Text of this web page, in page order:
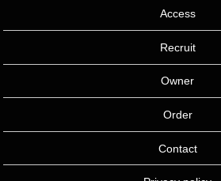
Access
Recruit
Owner
Order
Contact